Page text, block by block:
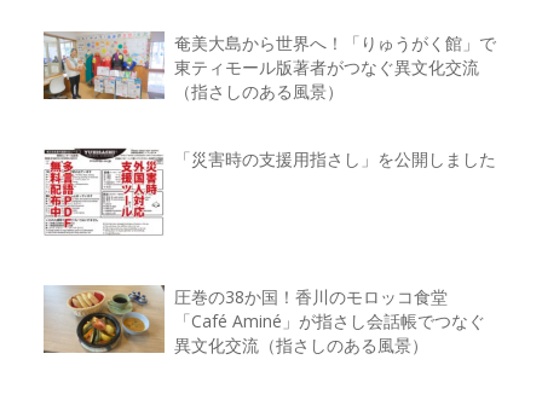
奄美大島から世界へ！「りゅうがく館」で
東ティモール版著者がつなぐ異文化交流
（指さしのある風景）
「災害時の支援用指さし」を公開しました
圧巻の38か国！香川のモロッコ食堂
「Café Aminé」が指さし会話帳でつなぐ
異文化交流（指さしのある風景）